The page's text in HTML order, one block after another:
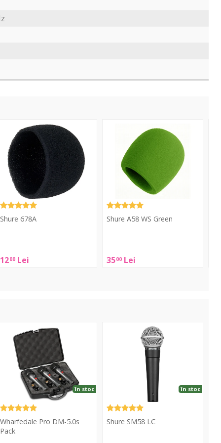
Shure 678A
1200 Lei
Shure A58 WS Green
3500 Lei
WS
Wharfedale Pro DM-5.0s
Pack
în stoc
Shure SM58 LC
în stoc